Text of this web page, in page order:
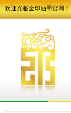
欢迎光临金印油墨官网！